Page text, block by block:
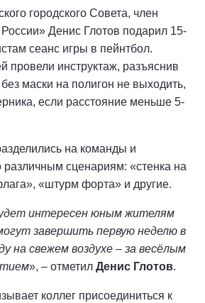
городского Совета, член
Денис Глотов подарил 15-
сеанс игры в пейнтбол.
провели инструктаж, разъяснив
маски на полигон не выходить,
если расстояние меньше 5-
на команды и
различным сценариям: «стенка на
«штурм форта» и другие.
интересен юным жителям
завершить первую неделю в
на свежем воздухе – за весёлым
», – отметил Денис Глотов.
коллег присоединиться к